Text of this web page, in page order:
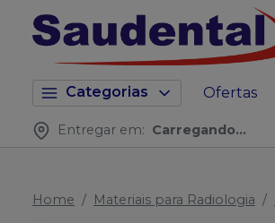
Categorias Ofertas
Entregar em: Carregando...
Home Materiais para Radiologia